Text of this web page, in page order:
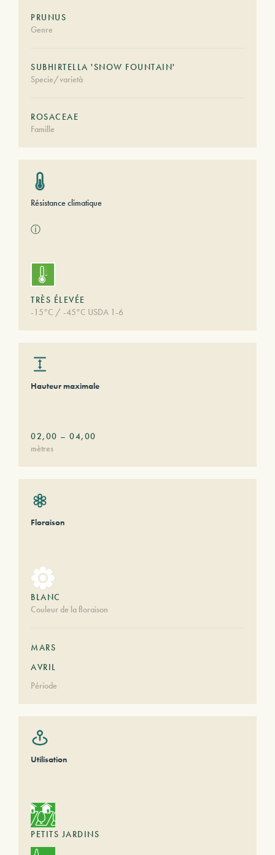
PRUNUS
Genre
SUBHIRTELLA 'SNOW FOUNTAIN'
Specie/varietà
ROSACEAE
Famille
Résistance climatique
ⓘ
TRÈS ÉLEVÉE
-15°C / -45°C USDA 1-6
Hauteur maximale
02,00 – 04,00
mètres
Floraison
BLANC
Couleur de la floraison
MARS
AVRIL
Période
Utilisation
PETITS JARDINS